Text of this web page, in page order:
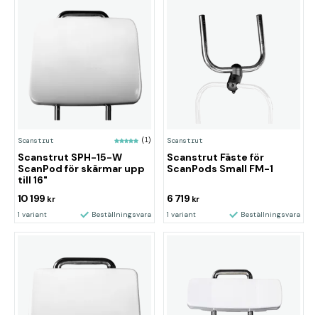
Scanstrut (1)
Scanstrut SPH-15-W
ScanPod för skärmar upp
till 16"
10 199 kr
1 variant Beställningsvara
Scanstrut
Scanstrut Fäste för
ScanPods Small FM-1
6 719 kr
1 variant Beställningsvara